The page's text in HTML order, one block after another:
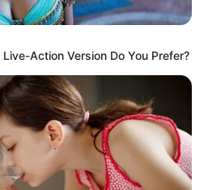
estar bien informado, por
las notificaciones de Alerta.
Action Version Do You Prefer?